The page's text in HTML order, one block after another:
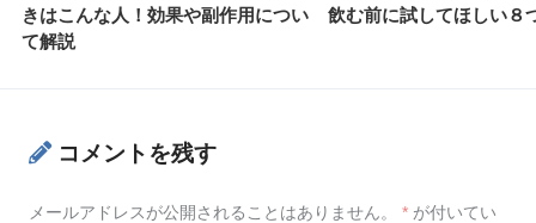
きはこんな人！効果や副作用につい
て解説
飲む前に試してほしい８
コメントを残す
メールアドレスが公開されることはありません。 * が付いてい